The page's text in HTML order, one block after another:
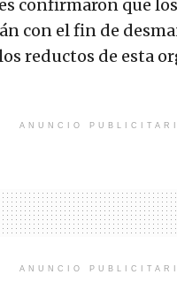
confirmaron que
con el fin de
reductos de esta
ANUNCIO
ANUNCIO